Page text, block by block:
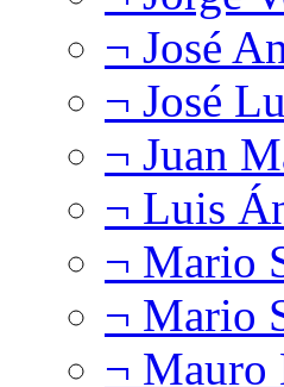
¬ José
¬ José
¬ Juan
¬ Luis
¬ Mario
¬ Mario
¬ Mauro